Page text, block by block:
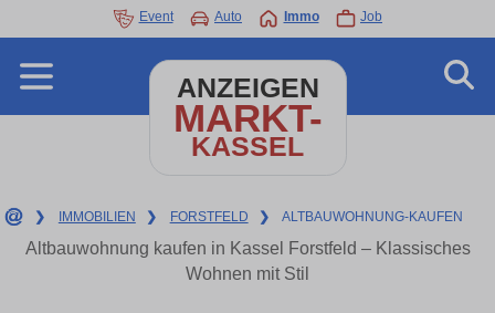
Event Auto Immo Job
ANZEIGEN
MARKT-
KASSEL
❯ IMMOBILIEN ❯ FORSTFELD ❯ ALTBAUWOHNUNG-KAUFEN
Altbauwohnung kaufen in Kassel Forstfeld – Klassisches
Wohnen mit Stil